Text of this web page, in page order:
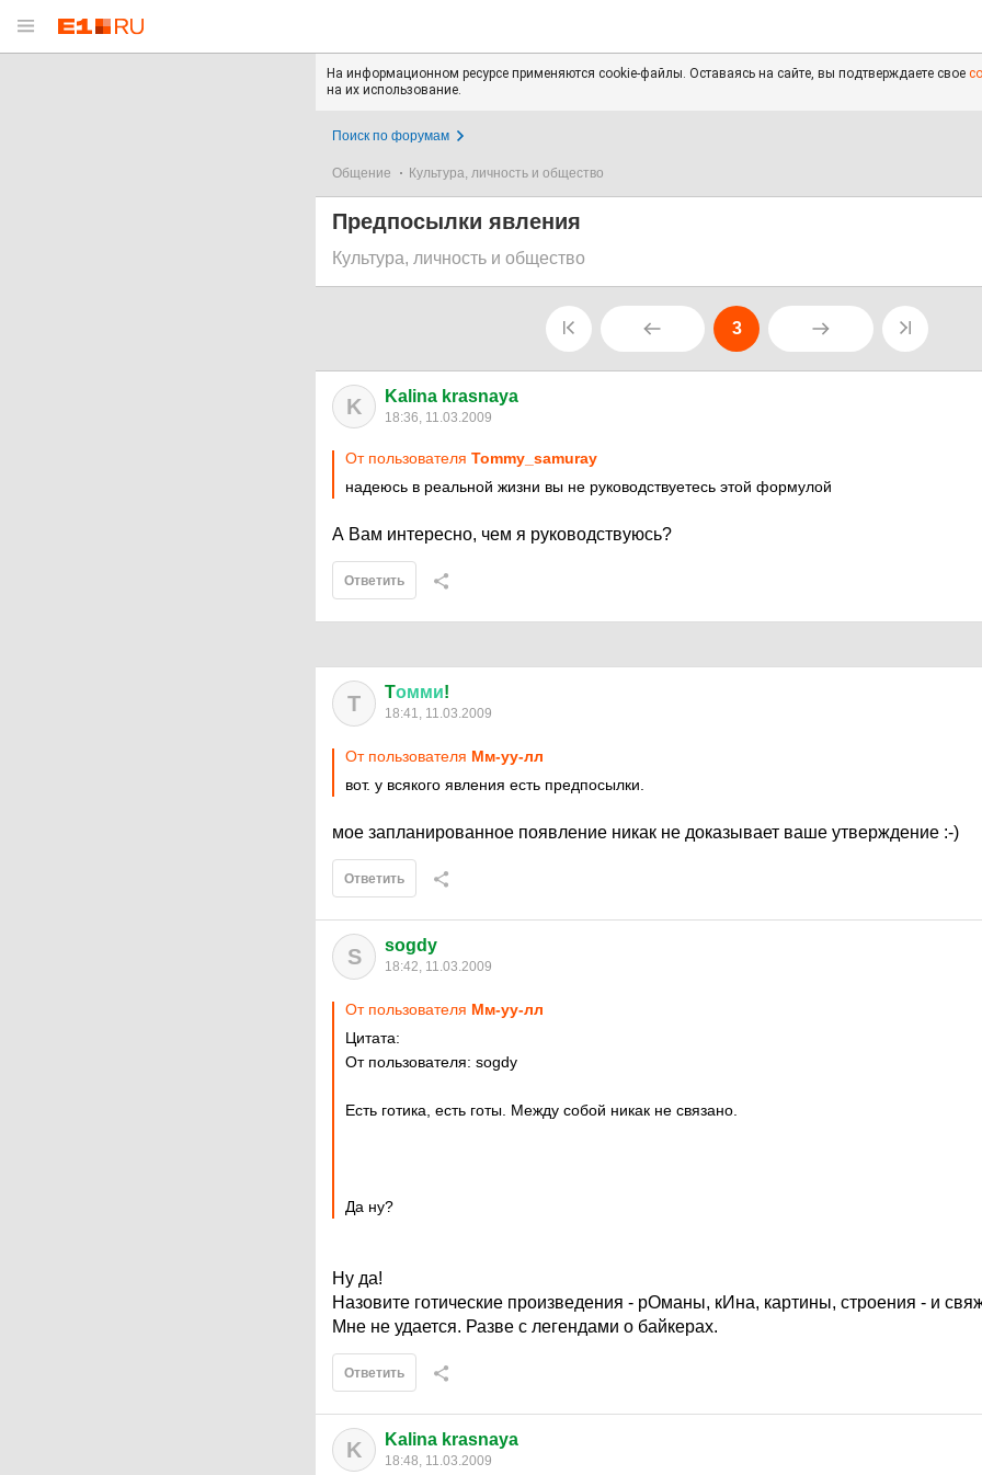
На информационном ресурсе применяются cookie-файлы. Оставаясь на сайте, вы подтверждаете свое
на их использование.
Поиск по форумам
Общение Культура, личность и общество
Предпосылки явления
Культура, личность и общество
3
K Kalina krasnaya
18:36, 11.03.2009
От пользователя Tommy_samuray
надеюсь в реальной жизни вы не руководствуетесь этой формулой
А Вам интересно, чем я руководствуюсь?
Ответить
T Tомми!
18:41, 11.03.2009
От пользователя Мм-уу-лл
вот. у всякого явления есть предпосылки.
мое запланированное появление никак не доказывает ваше утверждение :-)
Ответить
S sogdy
18:42, 11.03.2009
От пользователя Мм-уу-лл
Цитата:
От пользователя: sogdy
Есть готика, есть готы. Между собой никак не связано.
Да ну?
Ну да!
Назовите готические произведения - рОманы, кИна, картины, строения - и
Мне не удается. Разве с легендами о байкерах.
Ответить
K Kalina krasnaya
18:48, 11.03.2009